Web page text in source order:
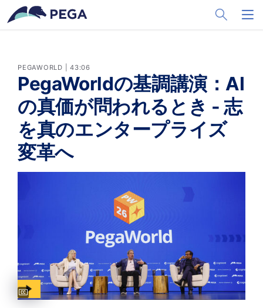
メインコンテンツに飛ぶ
Toggle
PEGAWORLD | 43:06
PegaWorldの基調講演：AI
の真価が問われるとき - 志
を真のエンタープライズ
変革へ
Captions available